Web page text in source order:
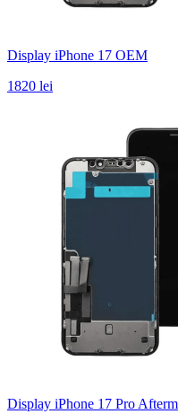
Display iPhone 17 OEM
1820 lei
Display iPhone 17 Pro